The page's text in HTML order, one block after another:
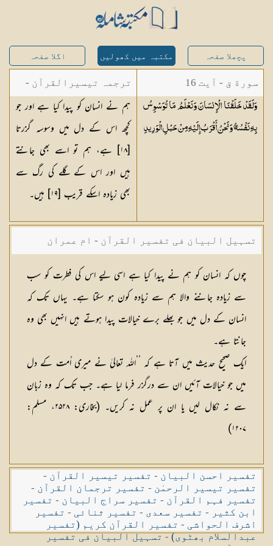
پچھلا صفحہ مکتبہ میں کھولیں اگلا صفحہ
سورة ق - آیت 16
وَلَقَدْ خَلَقْنَا الْإِنسَانَ وَنَعْلَمُ مَا تُوَسْوِسُ
بِهِ نَفْسُهُ ۖ وَنَحْنُ أَقْرَبُ إِلَيْهِ مِنْ حَبْلِالْوَرِيدِ
ترجمہ تیسیرالقرآن -
مولانا عبد الرحمن
کیلانی
ہم نے انسان کو پیدا کیا ہے اور جو
کچھ اس کے دل میں وسوسہ گزرتا
[١٨] ہے، ہم تو اسے بھی جانتے
ہیں اور اس کے گلے کی رگ سے
بھی زیادہ اسکے قریب [١٩] ہیں۔
تسہیل البیان فی تفسیر القرآن - ام عمران
شکیلہ بنت میاں فضل حسین
چوں کہ انسان کو ہم نے پیدا کیا ہے اسی لیے اس کی فطرت کو سب
سے زیادہ جاننے والا ہم سے زیادہ کون ہو سکتا ہے۔ یہاں تک کہ
انسان کے دل میں جو بھلے برے خیالات پیدا ہوتے ہیں انہیں بھی وہ
جانتا ہے۔
ایک صحیح حدیث میں آتا ہے کہ ’’اللہ تعالیٰ نے میری اُمت کے دل
میں جو خیالات آئیں ان سے درگزر فرما لیا ہے۔ جب تک کہ وہ زبان
سے نہ نکال لیں یا ان پر عمل نہ کریں۔ (بخاری: ۲۵۲۸، مسلم:
۱۲۰۷)
تفسیر احسن البیان - تفسیر تیسیر القرآن -
تفسیر تیسیر الرحمٰن - تفسیر ترجمان القرآن -
تفسیر فہم القرآن - تفسیر سراج البیان - تفسیر
ابن کثیر - تفسیر سعدی - تفسیر ثنائی - تفسیر
اشرف الحواشی - تفسیر القرآن کریم (تفسیر
عبدالسلام بھٹوی)-تسہیل البیان فی تفسیر